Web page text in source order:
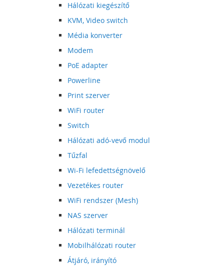
Hálózati kiegészítő
KVM, Video switch
Média konverter
Modem
PoE adapter
Powerline
Print szerver
WiFi router
Switch
Hálózati adó-vevő modul
Tűzfal
Wi-Fi lefedettségnövelő
Vezetékes router
WiFi rendszer (Mesh)
NAS szerver
Hálózati terminál
Mobilhálózati router
Átjáró, irányító